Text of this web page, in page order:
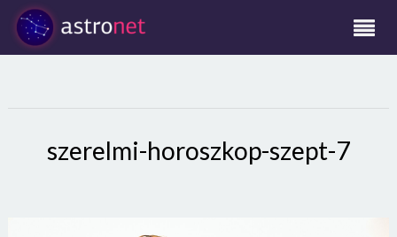
szerelmi-horoszkop-szept-7